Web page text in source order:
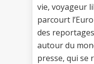
vie, voyageur
parcourt
des
autour du
presse, qui